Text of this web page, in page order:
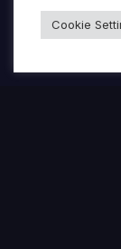
Cookie